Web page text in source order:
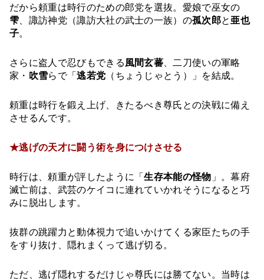
だから頼重は時行のための郎党を選抜。愛娘で巫女の
雫 、諏訪神党（諏訪大社の武士の一族）の孤次郎と 亜也
子。
さらに盗人で忍びもできる風間玄蕃 、二刀使いの軍略
家・ 吹雪らで「逃若党 （ちょうじゃとう）」を結成。
頼重は時行を鍛え上げ、きたるべき尊氏との決戦に備え
させるんです。
★逃げの天才に闘う術を身につけさせる
時行は、頼重が評したように「生存本能の怪物 」。幕府
滅亡前は、武芸のケイコに連れていかれそうになると巧
みに脱出します。
抜群の跳躍力と動体視力で追いかけてくる家臣たちの手
をすり抜け、隠れまくって逃げ切る。
ただ、逃げ隠れするだけじゃ尊氏には勝てない。当時は